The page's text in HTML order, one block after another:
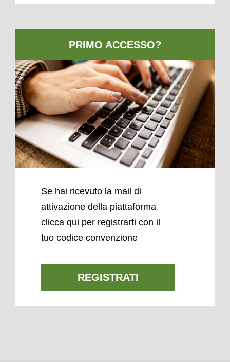
Se hai ricevuto la mail di
attivazione della piattaforma
clicca qui per registrarti con il
tuo codice convenzione
REGISTRATI